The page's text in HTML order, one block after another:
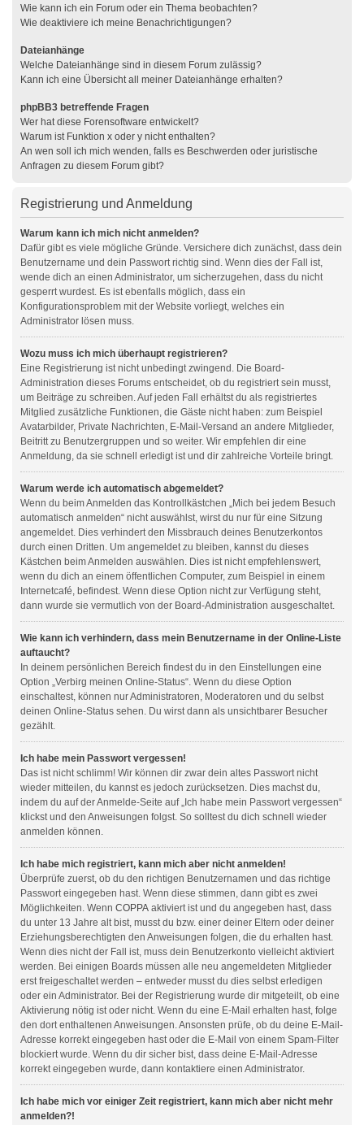
Wie kann ich ein Forum oder ein Thema beobachten?
Wie deaktiviere ich meine Benachrichtigungen?
Dateianhänge
Welche Dateianhänge sind in diesem Forum zulässig?
Kann ich eine Übersicht all meiner Dateianhänge erhalten?
phpBB3 betreffende Fragen
Wer hat diese Forensoftware entwickelt?
Warum ist Funktion x oder y nicht enthalten?
An wen soll ich mich wenden, falls es Beschwerden oder juristische
Anfragen zu diesem Forum gibt?
Registrierung und Anmeldung
Warum kann ich mich nicht anmelden?
Dafür gibt es viele mögliche Gründe. Versichere dich zunächst, dass dein
Benutzername und dein Passwort richtig sind. Wenn dies der Fall ist,
wende dich an einen Administrator, um sicherzugehen, dass du nicht
gesperrt wurdest. Es ist ebenfalls möglich, dass ein
Konfigurationsproblem mit der Website vorliegt, welches ein
Administrator lösen muss.
Wozu muss ich mich überhaupt registrieren?
Eine Registrierung ist nicht unbedingt zwingend. Die Board-
Administration dieses Forums entscheidet, ob du registriert sein musst,
um Beiträge zu schreiben. Auf jeden Fall erhältst du als registriertes
Mitglied zusätzliche Funktionen, die Gäste nicht haben: zum Beispiel
Avatarbilder, Private Nachrichten, E-Mail-Versand an andere Mitglieder,
Beitritt zu Benutzergruppen und so weiter. Wir empfehlen dir eine
Anmeldung, da sie schnell erledigt ist und dir zahlreiche Vorteile bringt.
Warum werde ich automatisch abgemeldet?
Wenn du beim Anmelden das Kontrollkästchen „Mich bei jedem Besuch
automatisch anmelden“ nicht auswählst, wirst du nur für eine Sitzung
angemeldet. Dies verhindert den Missbrauch deines Benutzerkontos
durch einen Dritten. Um angemeldet zu bleiben, kannst du dieses
Kästchen beim Anmelden auswählen. Dies ist nicht empfehlenswert,
wenn du dich an einem öffentlichen Computer, zum Beispiel in einem
Internetcafé, befindest. Wenn diese Option nicht zur Verfügung steht,
dann wurde sie vermutlich von der Board-Administration ausgeschaltet.
Wie kann ich verhindern, dass mein Benutzername in der Online-Liste
auftaucht?
In deinem persönlichen Bereich findest du in den Einstellungen eine
Option „Verbirg meinen Online-Status“. Wenn du diese Option
einschaltest, können nur Administratoren, Moderatoren und du selbst
deinen Online-Status sehen. Du wirst dann als unsichtbarer Besucher
gezählt.
Ich habe mein Passwort vergessen!
Das ist nicht schlimm! Wir können dir zwar dein altes Passwort nicht
wieder mitteilen, du kannst es jedoch zurücksetzen. Dies machst du,
indem du auf der Anmelde-Seite auf „Ich habe mein Passwort vergessen“
klickst und den Anweisungen folgst. So solltest du dich schnell wieder
anmelden können.
Ich habe mich registriert, kann mich aber nicht anmelden!
Überprüfe zuerst, ob du den richtigen Benutzernamen und das richtige
Passwort eingegeben hast. Wenn diese stimmen, dann gibt es zwei
Möglichkeiten. Wenn COPPA aktiviert ist und du angegeben hast, dass
du unter 13 Jahre alt bist, musst du bzw. einer deiner Eltern oder deiner
Erziehungsberechtigten den Anweisungen folgen, die du erhalten hast.
Wenn dies nicht der Fall ist, muss dein Benutzerkonto vielleicht aktiviert
werden. Bei einigen Boards müssen alle neu angemeldeten Mitglieder
erst freigeschaltet werden – entweder musst du dies selbst erledigen
oder ein Administrator. Bei der Registrierung wurde dir mitgeteilt, ob eine
Aktivierung nötig ist oder nicht. Wenn du eine E-Mail erhalten hast, folge
den dort enthaltenen Anweisungen. Ansonsten prüfe, ob du deine E-Mail-
Adresse korrekt eingegeben hast oder die E-Mail von einem Spam-Filter
blockiert wurde. Wenn du dir sicher bist, dass deine E-Mail-Adresse
korrekt eingegeben wurde, dann kontaktiere einen Administrator.
Ich habe mich vor einiger Zeit registriert, kann mich aber nicht mehr
anmelden?!